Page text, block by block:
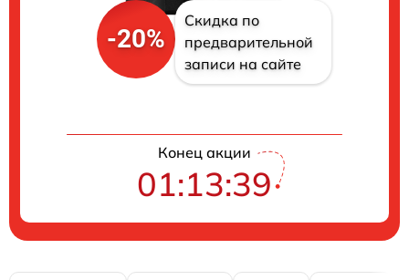
-20%
Скидка по
предварительной
записи на сайте
Конец акции
01:13:38